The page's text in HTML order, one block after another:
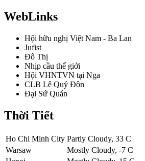
WebLinks
Hội hữu nghị Việt Nam - Ba Lan
Jufist
Đô Thị
Nhịp cầu thế giới
Hội VHNTVN tại Nga
CLB Lê Quý Đôn
Đại Sứ Quán
Thời Tiết
Ho Chi Minh City Partly Cloudy, 33 C
Warsaw
Mostly Cloudy, -7 C